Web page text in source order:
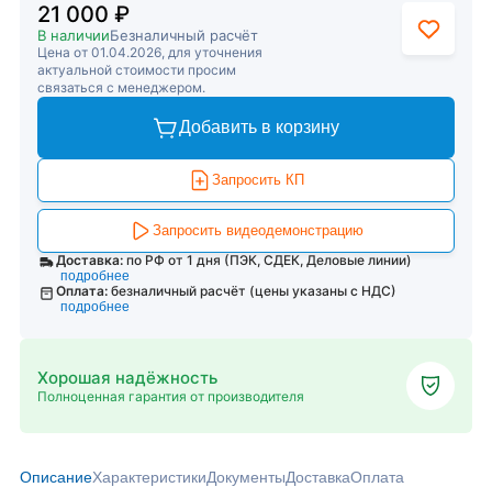
21 000 ₽
В наличииБезналичный расчёт
Цена от 01.04.2026, для уточнения
актуальной стоимости просим
связаться с менеджером.
Добавить в корзину
Запросить КП
Запросить видеодемонстрацию
Доставка: по РФ от 1 дня (ПЭК, СДЕК, Деловые линии)
подробнее
Оплата: безналичный расчёт (цены указаны с НДС)
подробнее
Хорошая надёжность
Полноценная гарантия от производителя
ОписаниеХарактеристикиДокументыДоставкаОплата